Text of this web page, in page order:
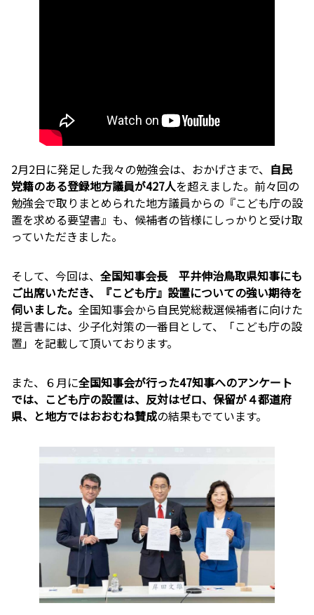
2月2日に発足した我々の勉強会は、おかげさまで、 自民
党籍のある登録地方議員が427人を超えました。前々回の
勉強会で取りまとめられた地方議員からの『こども庁の設
置を求める要望書』も、候補者の皆様にしっかりと受け取
っていただきました。
そして、今回は、 全国知事会長 平井伸治鳥取県知事にも
ご出席いただき、『こども庁』設置についての強い期待を
伺いました。 全国知事会から自民党総裁選候補者に向けた
提言書には、少子化対策の一番目として、「こども庁の設
置」を記載して頂いております。
また、６月に全国知事会が行った47知事へのアンケート
では、こども庁の設置は、反対はゼロ、保留が４都道府
県、と地方ではおおむね賛成の結果もでています。